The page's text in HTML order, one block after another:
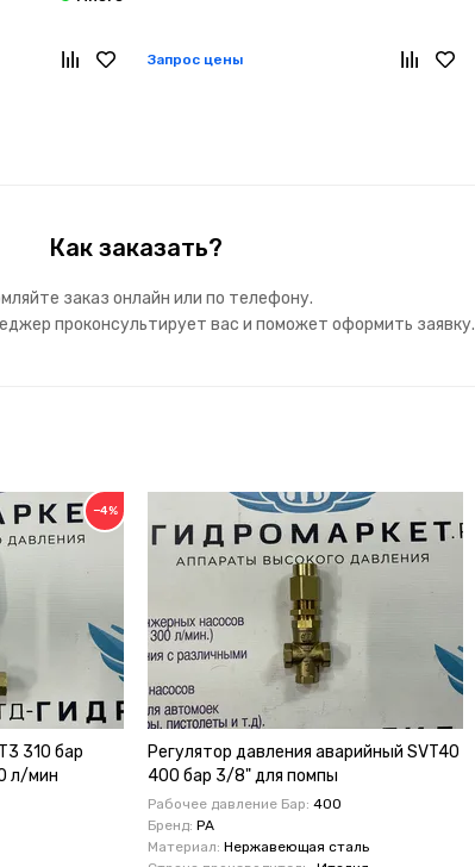
Запрос цены
Как заказать?
заказ онлайн или по телефону.
проконсультирует вас и поможет оформить заявку.
−4%
310 бар
л/мин
Регулятор давления аварийный SVT40
400 бар 3/8" для помпы
профессиональный
Рабочее давление Бар: 400
Бренд: PA
Материал: Нержавеющая сталь